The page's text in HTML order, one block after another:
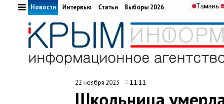
Тамань
Новости Интервью Статьи Выборы 2026
22 ноября 2023 11:11
Школьница